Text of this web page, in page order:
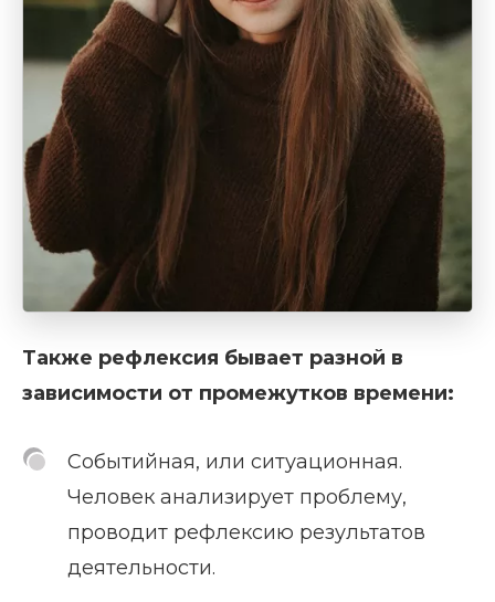
Также рефлексия бывает разной в
зависимости от промежутков времени:
Событийная, или ситуационная.
Человек анализирует проблему,
проводит рефлексию результатов
деятельности.